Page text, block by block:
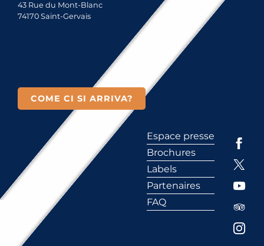
43 Rue du Mont-Blanc
74170 Saint-Gervais
COME CI SI ARRIVA?
Espace presse
Brochures
Labels
Partenaires
FAQ